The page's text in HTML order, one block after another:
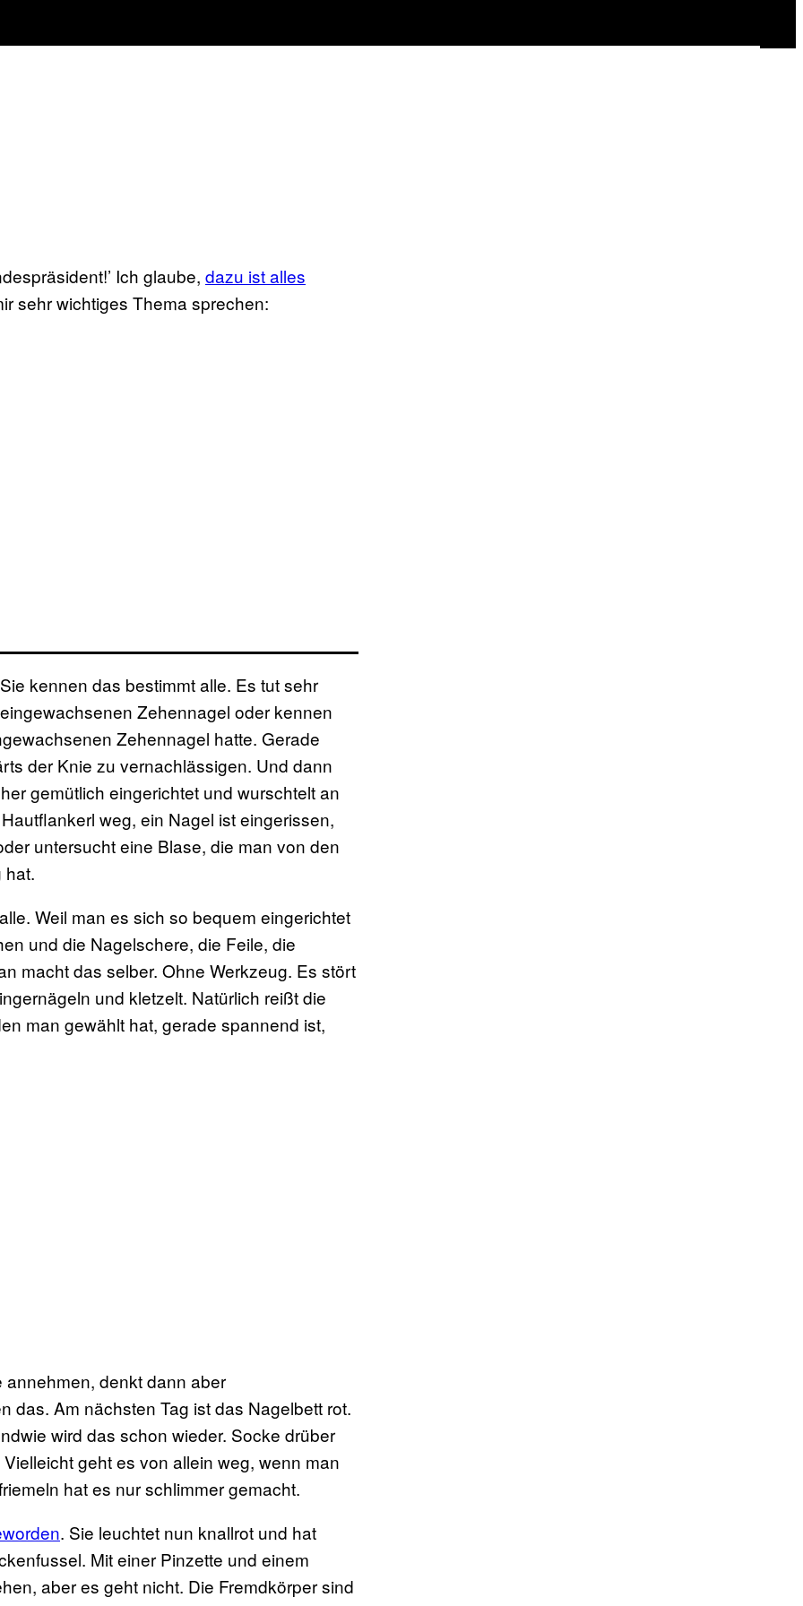
Ich glaube, dazu ist alles
sehr wichtiges Thema sprechen:
kennen das bestimmt alle. Es tut sehr
Zehennagel oder kennen
Zehennagel hatte. Gerade
der Knie zu vernachlässigen. Und dann
gemütlich eingerichtet und wurschtelt an
weg, ein Nagel ist eingerissen,
untersucht eine Blase, die man von den
hat.
Weil man es sich so bequem eingerichtet
und die Nagelschere, die Feile, die
macht das selber. Ohne Werkzeug. Es stört
und kletzelt. Natürlich reißt die
man gewählt hat, gerade spannend ist,
denkt dann aber
das. Am nächsten Tag ist das Nagelbett rot.
wird das schon wieder. Socke drüber
geht es von allein weg, wenn man
hat es nur schlimmer gemacht.
. Sie leuchtet nun knallrot und hat
Mit einer Pinzette und einem
aber es geht nicht. Die Fremdkörper sind